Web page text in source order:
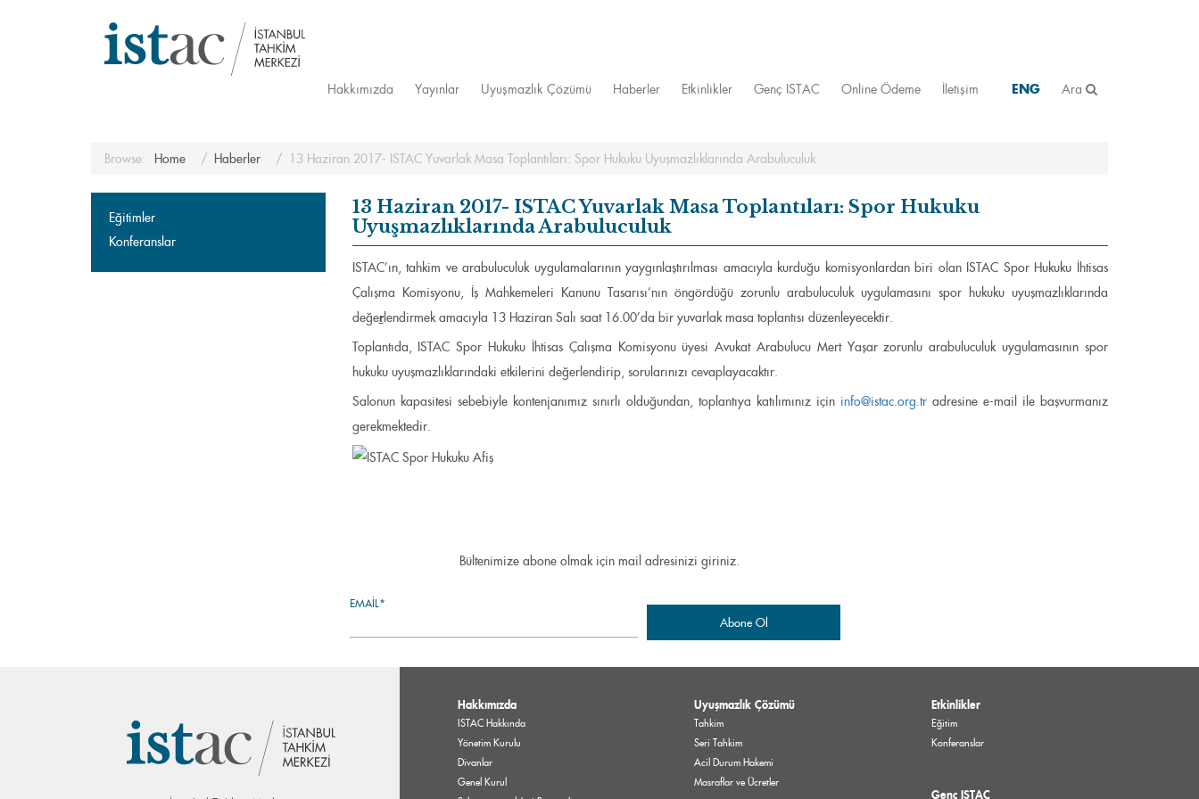
Hakkımızda Yayınlar Uyuşmazlık Çözümü Haberler Etkinlikler Genç ISTAC Online Ödeme İletişim ENG Ara
Browse: Home Haberler 13 Haziran 2017- ISTAC Yuvarlak Masa Toplantıları: Spor Hukuku Uyuşmazlıklarında Arabuluculuk
Eğitimler
Konferanslar
13 Haziran 2017- ISTAC Yuvarlak Masa Toplantıları: Spor Hukuku
Uyuşmazlıklarında Arabuluculuk
ISTAC’ın, tahkim ve arabuluculuk uygulamalarının yaygınlaştırılması amacıyla kurduğu komisyonlardan biri olan ISTAC Spor Hukuku İhtisas
Çalışma Komisyonu, İş Mahkemeleri Kanunu Tasarısı’nın öngördüğü zorunlu arabuluculuk uygulamasını spor hukuku uyuşmazlıklarında
değerlendirmek amacıyla 13 Haziran Salı saat 16.00’da bir yuvarlak masa toplantısı düzenleyecektir.
Toplantıda, ISTAC Spor Hukuku İhtisas Çalışma Komisyonu üyesi Avukat Arabulucu Mert Yaşar zorunlu arabuluculuk uygulamasının spor
hukuku uyuşmazlıklarındaki etkilerini değerlendirip, sorularınızı cevaplayacaktır.
Salonun kapasitesi sebebiyle kontenjanımız sınırlı olduğundan, toplantıya katılımınız için info@istac.org.tradresine e-mail ile başvurmanız
gerekmektedir.
Bültenimize abone olmak için mail adresinizi giriniz.
EMAIL*
Hakkımızda
ISTAC Hakkında
Yönetim Kurulu
Divanlar
Genel Kurul
Uyuşmazlık Çözümü
Tahkim
Seri Tahkim
Acil Durum Hakemi
Masraflar ve Ücretler
Etkinlikler
Eğitim
Konferanslar
Genç ISTAC